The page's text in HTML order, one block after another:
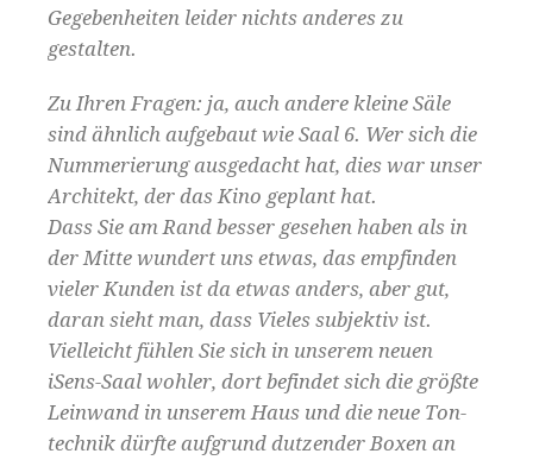
Gegeben­heit­en lei­der nichts anderes zu
gestalten.
Zu Ihren Fra­gen: ja, auch andere kleine Säle
sind ähn­lich aufge­baut wie Saal 6. Wer sich die
Num­merierung aus­gedacht hat, dies war unser
Architekt, der das Kino geplant hat.
Dass Sie am Rand bess­er gese­hen haben als in
der Mitte wun­dert uns etwas, das empfind­en
viel­er Kun­den ist da etwas anders, aber gut,
daran sieht man, dass Vieles sub­jek­tiv ist.
Vielle­icht fühlen Sie sich in unserem neuen
iSens-Saal wohler, dort befind­et sich die größte
Lein­wand in unserem Haus und die neue Ton­
tech­nik dürfte auf­grund dutzen­der Box­en an